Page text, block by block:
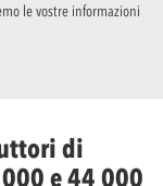
le vostre informazioni
di
e 44 000